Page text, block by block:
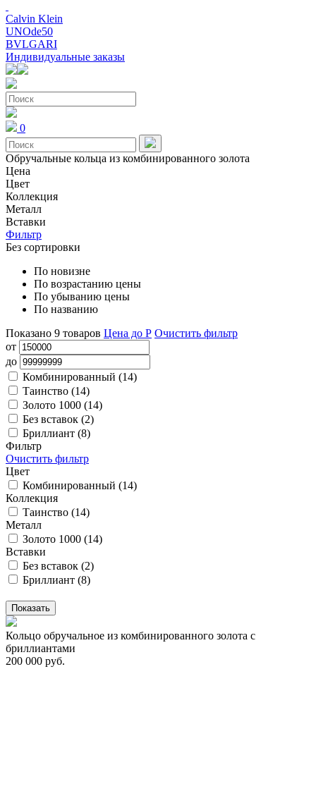
Calvin Klein
UNOde50
BVLGARI
Индивидуальные заказы
0
Обручальные кольца из комбинированного золота
Цена
Цвет
Коллекция
Металл
Вставки
Фильтр
Без сортировки
По новизне
По возрастанию цены
По убыванию цены
По названию
Показано 9 товаров Цена до Р Очистить фильтр
от
до
Комбинированный (14)
Таинство (14)
Золото 1000 (14)
Без вставок (2)
Бриллиант (8)
Фильтр
Очистить фильтр
Цвет
Комбинированный (14)
Коллекция
Таинство (14)
Металл
Золото 1000 (14)
Вставки
Без вставок (2)
Бриллиант (8)
Кольцо обручальное из комбинированного золота с
бриллиантами
200 000 руб.